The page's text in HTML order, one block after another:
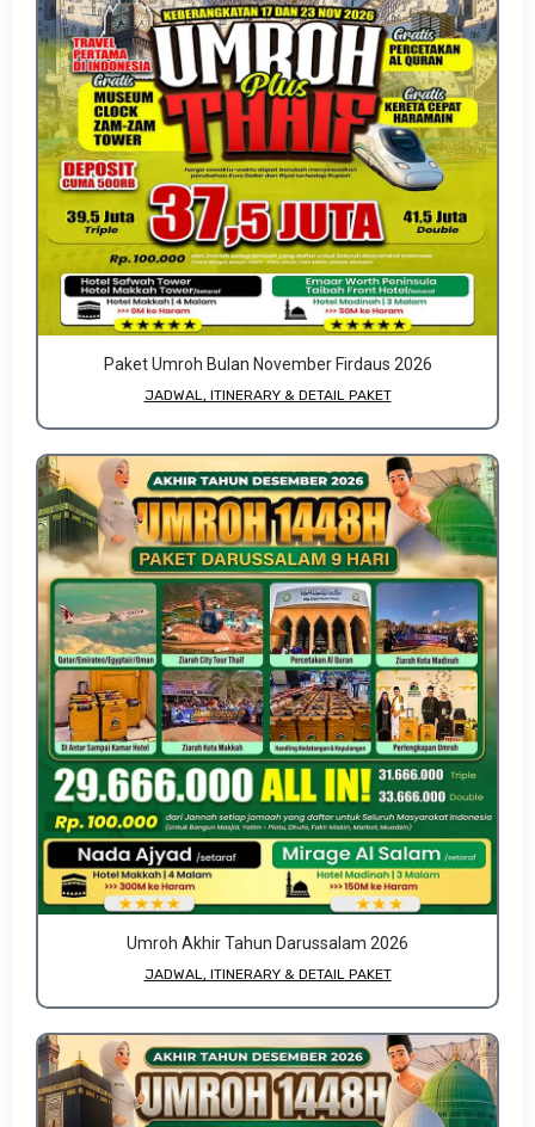
Paket Umroh Bulan November Firdaus 2026
JADWAL, ITINERARY & DETAIL PAKET
Umroh Akhir Tahun Darussalam 2026
JADWAL, ITINERARY & DETAIL PAKET